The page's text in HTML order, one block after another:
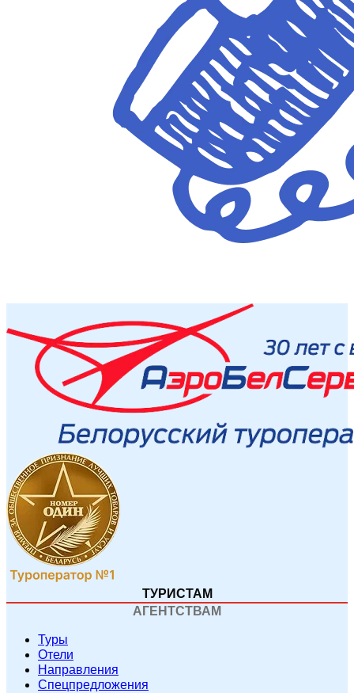
ТУРИСТАМ
АГЕНТСТВАМ
Туры
Отели
Направления
Спецпредложения